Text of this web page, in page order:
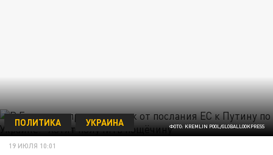
ФОТО: KREMLIN POOL/GLOBALLOOKPRESS
ПОЛИТИКА УКРАИНА
19 ИЮЛЯ 10:01